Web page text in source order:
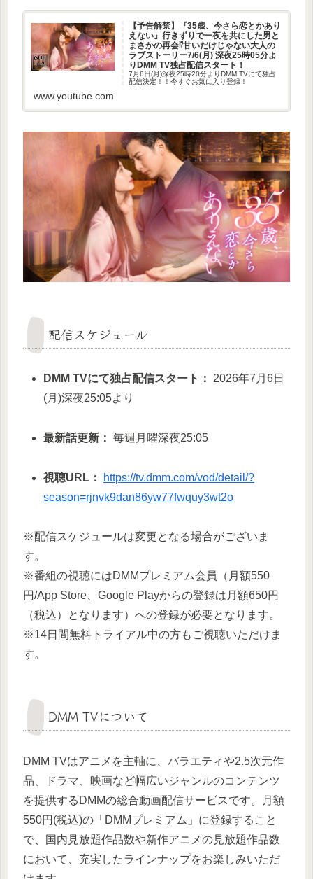
【予告解禁】『35歳、今さら恋とかあり
えない』行きずりで一夜を共にした男と
まさかの再会⁉甘いだけじゃない大人の
ラブストーリー7/6(月) 深夜25時05分よ
りDMM TV独占配信スタート！
7月6日(月)深夜25時20分よりDMM TVにて独占
配信決定！！今すぐお気に入り登録！
www.youtube.com
配信スケジュール
DMM TVにて独占配信スタート：
2026年7月6日
(月)深夜25:05より
最新話更新： 毎週月曜深夜25:05
視聴URL：
https://tv.dmm.com/vod/detail/?
season=rjnvk9dan86yw77fwquy3wt2o
※配信スケジュールは変更となる場合がございま
す。
※番組の視聴にはDMMプレミアム会員（月額550
円/App Store、Google Playからの登録は月額650円
（税込）となります）への登録が必要となります。
※14日間無料トライアル中の方もご視聴いただけま
す。
DMM TVについて
DMM TVはアニメを主軸に、バラエティや2.5次元作
品、ドラマ、映画など幅広いジャンルのコンテンツ
を提供するDMMの総合動画配信サービスです。月額
550円(税込)の「DMMプレミアム」に登録すること
で、国内見放題作品数や新作アニメの見放題作品数
において、充実したラインナップをお楽しみいただ